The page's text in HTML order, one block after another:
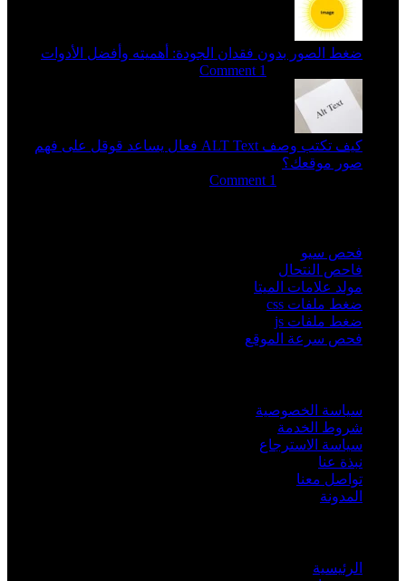
ضغط الصور بدون فقدان الجودة: أهميته وأفضل الأدوات
1 Comment
كيف تكتب وصف ALT Text فعال يساعد قوقل على فهم
صور موقعك؟
1 Comment
فحص سيو
فاحص النتحال
مولد علامات الميتا
ضغط ملفات css
ضغط ملفات js
فحص سرعة الموقع
سياسة الخصوصية
شروط الخدمة
سياسة الاسترجاع
نبذة عنا
تواصل معنا
المدونة
الرئيسية